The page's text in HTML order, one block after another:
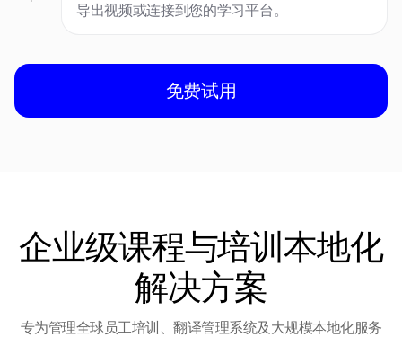
导出视频或连接到您的学习平台。
免费试用
企业级课程与培训本地化
解决方案
专为管理全球员工培训、翻译管理系统及大规模本地化服务